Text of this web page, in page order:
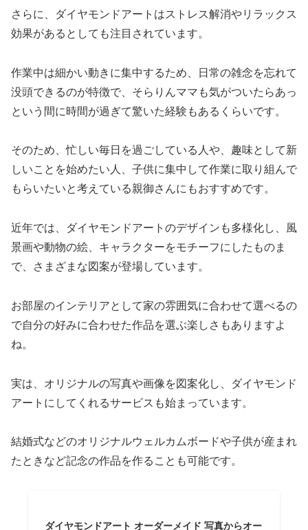
さらに、ダイヤモンドアートはストレス解消やリラックス
効果があるとしても注目されています。
作業中は細かい動きに集中するため、日常の雑念を忘れて
没頭できるのが特徴で、そらりんママも気がついたらあっ
という間に時間が過ぎて驚いた経験もあるくらいです。
そのため、忙しい毎日を過ごしている人や、趣味として新
しいことを始めたい人、子供に集中して作業に取り組んで
もらいたいと考えている親御さんにもおすすめです。
近年では、ダイヤモンドアートのデザインも多様化し、風
景画や動物の絵、キャラクターをモチーフにしたものま
で、さまざまな図案が登場しています。
お部屋のインテリアとして家の雰囲気に合わせて選べるの
で自分の好みに合わせた作品を選ぶ楽しさもありますよ
ね。
実は、オリジナルの写真や画像を図案化し、ダイヤモンド
アートにしてくれるサービスも始まっています。
結婚式などのオリジナルウェルカムボードや子供が産まれ
たときなど記念の作品を作ることも可能です。
ダイヤモンドアート オーダーメイド 写真からオー